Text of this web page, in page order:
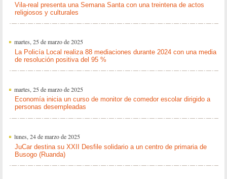
Vila-real presenta una Semana Santa con una treintena de actos
religiosos y culturales
martes, 25 de marzo de 2025
La Policía Local realiza 88 mediaciones durante 2024 con una media
de resolución positiva del 95 %
martes, 25 de marzo de 2025
Economía inicia un curso de monitor de comedor escolar dirigido a
personas desempleadas
lunes, 24 de marzo de 2025
JuCar destina su XXII Desfile solidario a un centro de primaria de
Busogo (Ruanda)